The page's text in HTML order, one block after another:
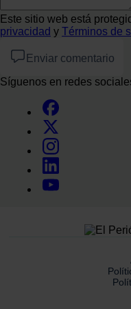
Este sitio web está
privacidad y Términos de
Enviar comentario
Síguenos en redes